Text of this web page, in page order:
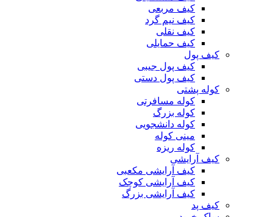
کیف مربعی
کیف نیم گرد
کیف نقلی
کیف حمایلی
کیف پول
کیف پول جیبی
کیف پول دستی
کوله پشتی
کوله مسافرتی
کوله بزرگ
کوله دانشجویی
مینی کوله
کوله ریزه
کیف آرایشی
کیف آرایشی مکعبی
کیف آرایشی کوچک
کیف آرایشی بزرگ
کیف پد